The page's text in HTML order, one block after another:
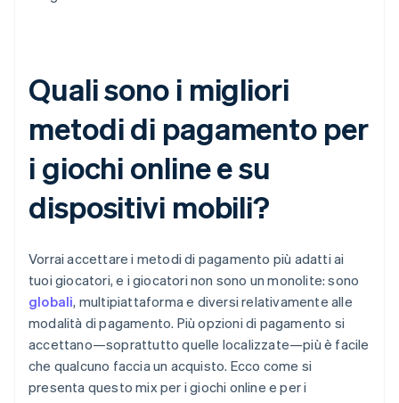
Quali sono i migliori
metodi di pagamento per
i giochi online e su
dispositivi mobili?
Vorrai accettare i metodi di pagamento più adatti ai
tuoi giocatori, e i giocatori non sono un monolite: sono
globali, multipiattaforma e diversi relativamente alle
modalità di pagamento. Più opzioni di pagamento si
accettano—soprattutto quelle localizzate—più è facile
che qualcuno faccia un acquisto. Ecco come si
presenta questo mix per i giochi online e per i